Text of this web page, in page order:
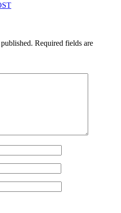
Required fields are